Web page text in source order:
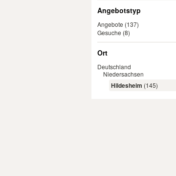
Angebotstyp
Angebote (137)
Gesuche (8)
Ort
Deutschland
Niedersachsen
Hildesheim (145)